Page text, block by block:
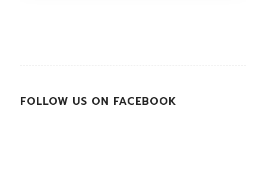
FOLLOW US ON FACEBOOK